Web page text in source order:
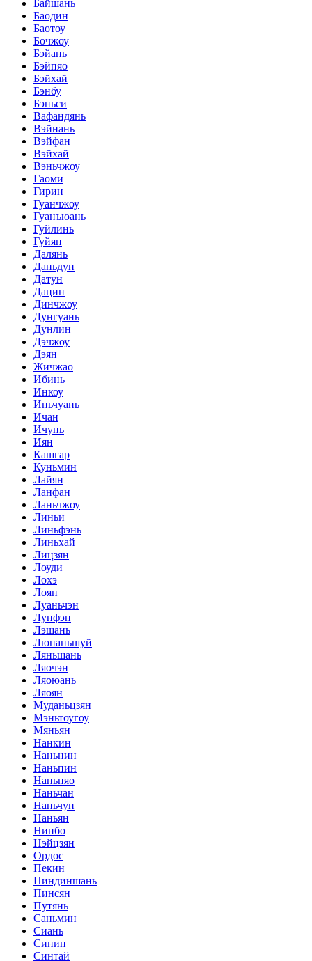
Байшань
Баодин
Баотоу
Бочжоу
Бэйань
Бэйпяо
Бэйхай
Бэнбу
Бэньси
Вафандянь
Вэйнань
Вэйфан
Вэйхай
Вэньчжоу
Гаоми
Гирин
Гуанчжоу
Гуанъюань
Гуйлинь
Гуйян
Далянь
Даньдун
Датун
Дацин
Динчжоу
Дунгуань
Дунлин
Дэчжоу
Дэян
Жичжао
Ибинь
Инкоу
Иньчуань
Ичан
Ичунь
Иян
Кашгар
Куньмин
Лайян
Ланфан
Ланьчжоу
Линьи
Линьфэнь
Линьхай
Лицзян
Лоуди
Лохэ
Лоян
Луаньчэн
Лунфэн
Лэшань
Люпаньшуй
Ляньшань
Ляочэн
Ляоюань
Ляоян
Муданьцзян
Мэньтоугоу
Мяньян
Нанкин
Наньнин
Наньпин
Наньпяо
Наньчан
Наньчун
Наньян
Нинбо
Нэйцзян
Ордос
Пекин
Пиндиншань
Пинсян
Путянь
Саньмин
Сиань
Синин
Синтай